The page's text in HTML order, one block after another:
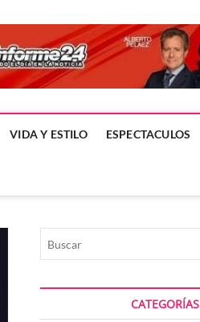
VIDA Y ESTILO ESPECTACULOS
CATEGORÍAS